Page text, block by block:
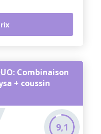
Combinaison
+ coussin
9,1